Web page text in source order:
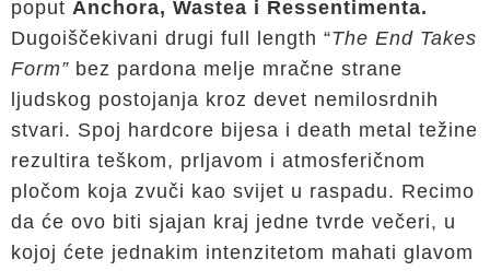
poput Anchora, Wastea i Ressentimenta.
Dugoiščekivani drugi full length “The End Takes
Form” bez pardona melje mračne strane
ljudskog postojanja kroz devet nemilosrdnih
stvari. Spoj hardcore bijesa i death metal težine
rezultira teškom, prljavom i atmosferičnom
pločom koja zvuči kao svijet u raspadu. Recimo
da će ovo biti sjajan kraj jedne tvrde večeri, u
kojoj ćete jednakim intenzitetom mahati glavom